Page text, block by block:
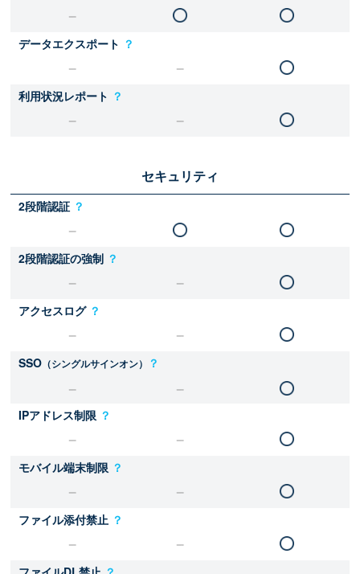
データエクスポート ？
利用状況レポート ？
セキュリティ
2段階認証 ？
2段階認証の強制 ？
アクセスログ ？
SSO （シングルサインオン） ？
IPアドレス制限 ？
モバイル端末制限 ？
ファイル添付禁止 ？